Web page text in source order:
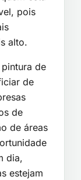
pois
alto.
de
de
de
de áreas
dia,
estejam